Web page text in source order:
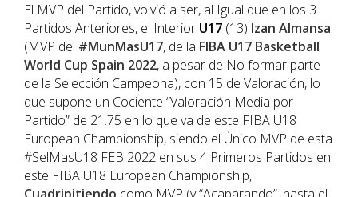
El MVP del Partido, volvió a ser, al Igual que en los 3
Partidos Anteriores, el Interior U17 (13) Izan Almansa
(MVP del #MunMasU17, de la FIBA U17 Basketball
World Cup Spain 2022, a pesar de No formar parte
de la Selección Campeona), con 15 de Valoración, lo
que supone un Cociente “Valoración Media por
Partido” de 21.75 en lo que va de este FIBA U18
European Championship, siendo el Único MVP de esta
#SelMasU18 FEB 2022 en sus 4 Primeros Partidos en
este FIBA U18 European Championship,